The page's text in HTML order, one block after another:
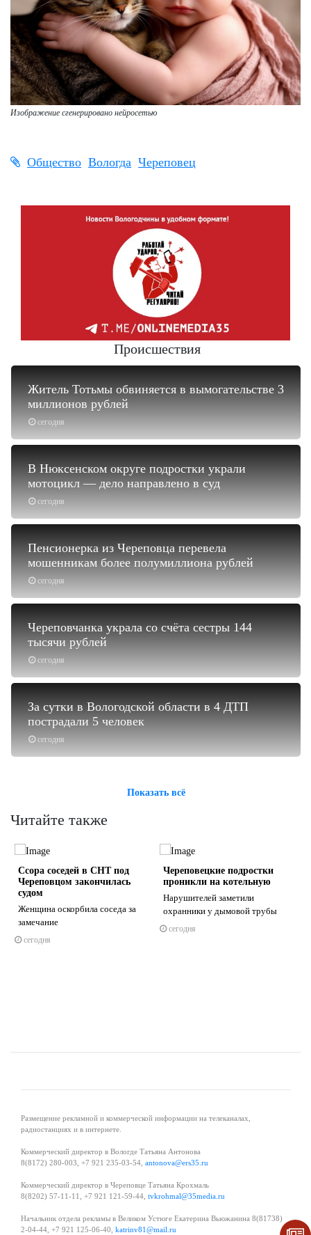
Изображение сгенерировано нейросетью
Общество Вологда Череповец
Происшествия
сегодня
Житель Тотьмы обвиняется в вымогательстве 3
миллионов рублей
сегодня
В Нюксенском округе подростки украли
мотоцикл — дело направлено в суд
сегодня
Пенсионерка из Череповца перевела
мошенникам более полумиллиона рублей
сегодня
Череповчанка украла со счёта сестры 144
тысячи рублей
сегодня
За сутки в Вологодской области в 4 ДТП
пострадали 5 человек
Показать всё
Читайте также
Ссора соседей в СНТ под
Череповцом закончилась
судом
Женщина оскорбила соседа за
замечание
сегодня
Череповецкие подростки
проникли на котельную
Нарушителей заметили
охранники у дымовой трубы
сегодня
Размещение рекламной и коммерческой информации на телеканалах,
радиостанциях и в интернете.
Коммерческий директор в Вологде Татьяна Антонова
8(8172) 280-003, +7 921 235-03-54, antonova@ers35.ru
Коммерческий директор в Череповце Татьяна Крохмаль
8(8202) 57-11-11, +7 921 121-59-44, tvkrohmal@35media.ru
Начальник отдела рекламы в Великом Устюге Екатерина Вьюжанина 8(81738)
2-04-44, +7 921 125-06-40, katrinv81@mail.ru